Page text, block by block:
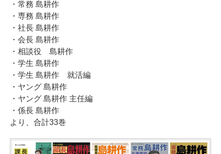
・常務 島耕作
・専務 島耕作
・社長 島耕作
・会長 島耕作
・相談役 島耕作
・学生 島耕作
・学生 島耕作 就活編
・ヤング 島耕作
・ヤング 島耕作 主任編
・係長 島耕作
より、合計33巻